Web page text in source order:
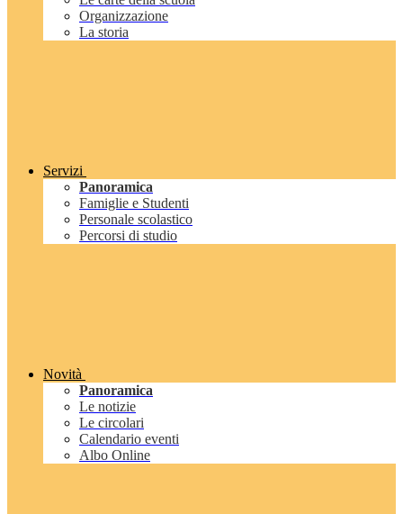
Organizzazione
La storia
Servizi
Panoramica
Famiglie e Studenti
Personale scolastico
Percorsi di studio
Novità
Panoramica
Le notizie
Le circolari
Calendario eventi
Albo Online